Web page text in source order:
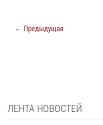
← Предыдущая
ЛЕНТА НОВОСТЕЙ